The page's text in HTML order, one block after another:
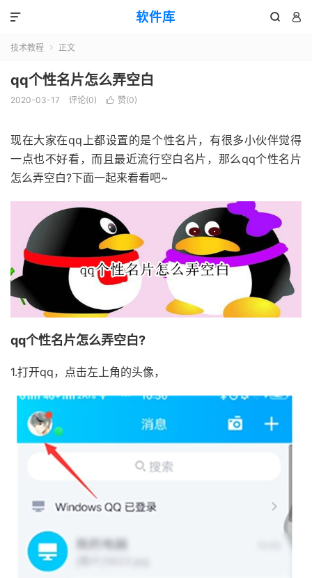
软件库  

技术教程  正文
qq个性名片怎么弄空白
2020-03-17 评论(0)  赞(0)
现在大家在qq上都设置的是个性名片，有很多小伙伴觉得
一点也不好看，而且最近流行空白名片，那么qq个性名片
怎么弄空白?下面一起来看看吧~
qq个性名片怎么弄空白?
1.打开qq，点击左上角的头像，